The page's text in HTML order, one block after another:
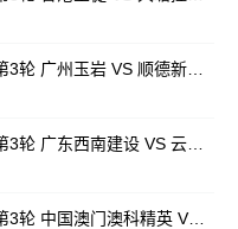
07月24日 佛山西甲足球联赛第3轮 中国澳门澳科精英 VS 藝品高國際 全场录像